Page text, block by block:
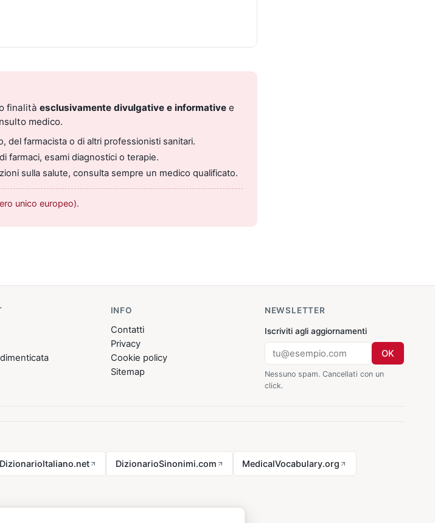
finalità esclusivamente divulgative e informative e
medico.
del farmacista o di altri professionisti sanitari.
farmaci, esami diagnostici o terapie.
sulla salute, consulta sempre un medico qualificato.
unico europeo).
INFO
Contatti
Privacy
Cookie policy
Sitemap
NEWSLETTER
Iscriviti agli aggiornamenti
OK
Nessuno spam. Cancellati con un
click.
DizionarioItaliano.net DizionarioSinonimi.com MedicalVocabulary.org